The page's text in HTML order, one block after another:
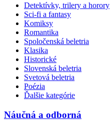
Detektívky, trilery a horory
Sci-fi a fantasy
Komiksy
Romantika
Spoločenská beletria
Klasika
Historické
Slovenská beletria
Svetová beletria
Poézia
Ďalšie kategórie
Náučná a odborná